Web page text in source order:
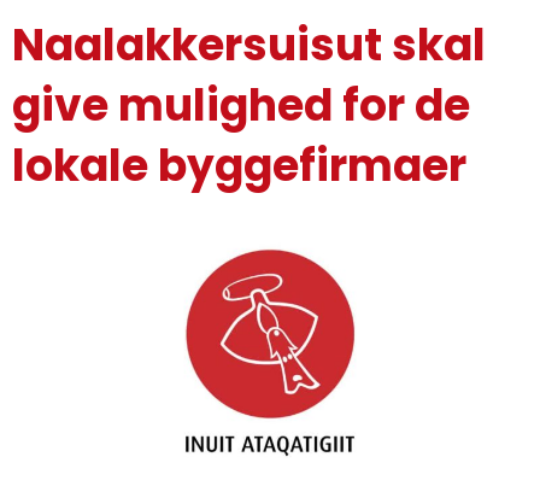
Naalakkersuisut skal
give mulighed for de
lokale byggefirmaer